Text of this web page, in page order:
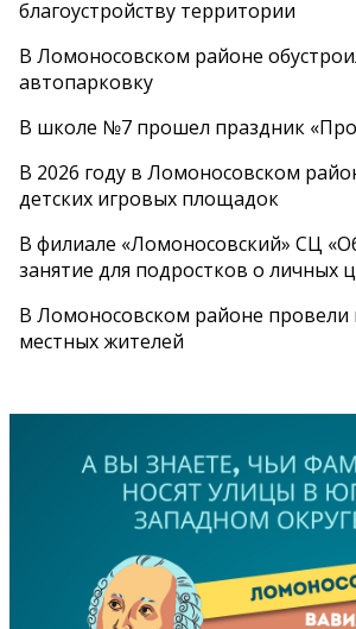
благоустройству территории
В Ломоносовском районе
автопарковку
В школе №7 прошел праздник
В 2026 году в Ломоносовском
детских игровых площадок
В филиале «Ломоносовский» СЦ
занятие для подростков о личных
В Ломоносовском районе провели
местных жителей